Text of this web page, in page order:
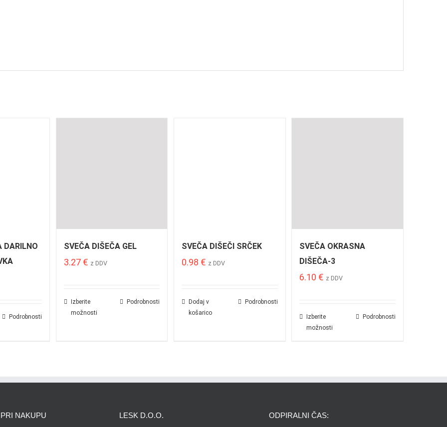
DARILNO
Podrobnosti
SVEČA DIŠEČA GEL
3.27 € z DDV
Izberite
možnosti
Podrobnosti
SVEČA DIŠEČI SRČEK
0.98 € z DDV
Dodaj v
košarico
Podrobnosti
SVEČA OKRASNA
DIŠEČA-3
6.10 € z DDV
Izberite
možnosti
Podrobnosti
NAKUPU LESK D.O.O. ODPIRALNI ČAS: